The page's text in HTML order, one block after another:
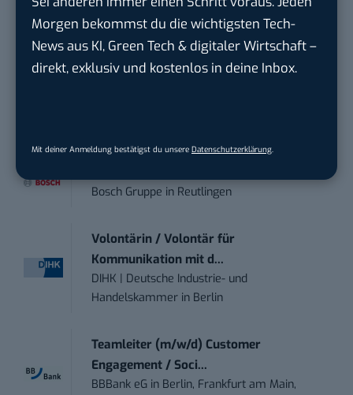
Morgen bekommst du die wichtigsten Tech-
News aus KI, Green Tech & digitaler Wirtschaft –
direkt, exklusiv und kostenlos in deine Inbox.
Mit deiner Anmeldung bestätigst du unsere Datenschutzerklärung
ALFIX GmbHinGroßschirma bei Freiberg
Mitarbeiter (m/w/d) Customer
Bosch Gruppe in Reutlingen
Volontärin / Volontär für
Kommunikation mit d...
DIHK | Deutsche Industrie- und
Handelskammer in Berlin
Teamleiter (m/w/d) Customer
Engagement / Soci...
BBBank eG in Berlin, Frankfurt am Main,